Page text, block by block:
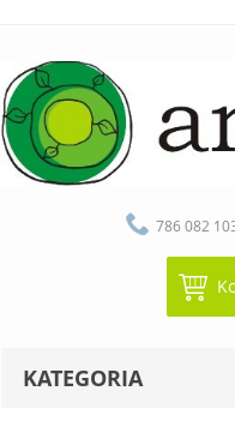
786 082
KATEGORIA